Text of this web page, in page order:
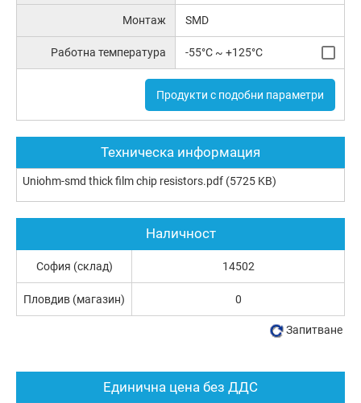
Монтаж SMD
Работна температура -55°C ~ +125°C
Продукти с подобни параметри
Техническа информация
Uniohm-smd thick film chip resistors.pdf (5725 KB)
Единична цена без ДДС
Наличност
София (склад) 14502
Пловдив (магазин) 0
Запитване